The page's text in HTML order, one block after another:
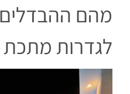
מהם ההבדלים
לגדרות מתכת
צפה